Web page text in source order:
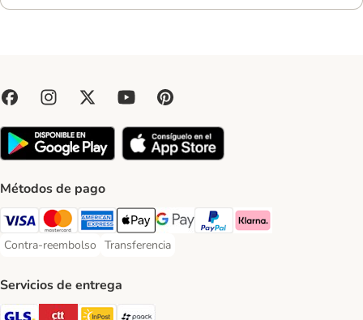
Métodos de pago
Visa Payment Method
Mastercard Payment Method
American Express Payment Method
Apple Pay Payment Method
Google Pay Payment Method
PayPal Payment Method
Klarna Payment Method
Contra-reembolso
Contra-reembolso Payment Method
Transferencia
Transferencia Payment Method
Servicios de entrega
GLS Shipping Method
CTTExpress Shipping Method
InPost Shipping Method
paack Shipping Method